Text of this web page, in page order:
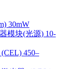
30mW
模块(光源) 10-
450–